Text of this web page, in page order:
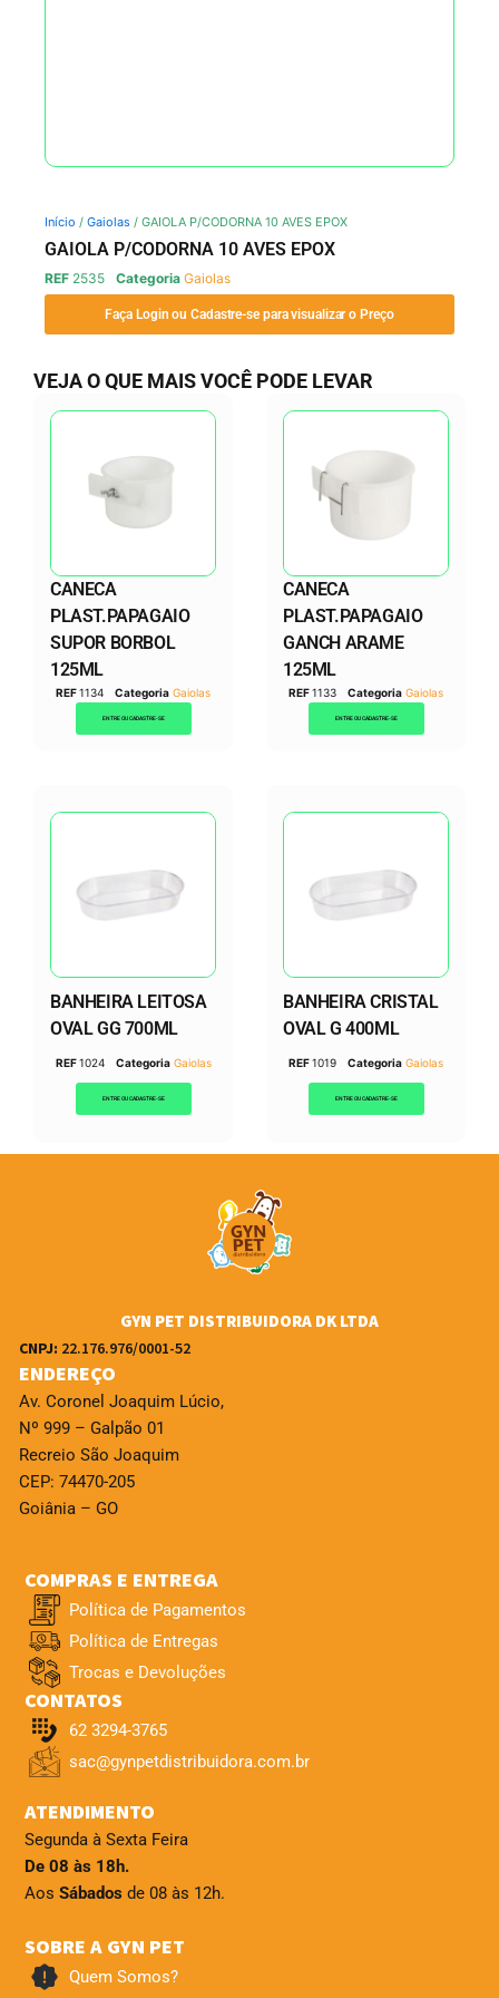
Início / Gaiolas / GAIOLA P/CODORNA 10 AVES EPOX
GAIOLA P/CODORNA 10 AVES EPOX
REF 2535 Categoria Gaiolas
Faça Login ou Cadastre-se para visualizar o Preço
VEJA O QUE MAIS VOCÊ PODE LEVAR
CANECA
PLAST.PAPAGAIO
SUPOR BORBOL
125ML
REF1134 Categoria Gaiolas
ENTRE OU CADASTRE-SE
CANECA
PLAST.PAPAGAIO
GANCH ARAME
125ML
REF1133 Categoria Gaiolas
ENTRE OU CADASTRE-SE
BANHEIRA LEITOSA
OVAL GG 700ML
REF1024 Categoria Gaiolas
ENTRE OU CADASTRE-SE
BANHEIRA CRISTAL
OVAL G 400ML
REF1019 Categoria Gaiolas
ENTRE OU CADASTRE-SE
GYN PET DISTRIBUIDORA DK LTDA
CNPJ: 22.176.976/0001-52
ENDEREÇO
Av. Coronel Joaquim Lúcio,
Nº 999 – Galpão 01
Recreio São Joaquim
CEP: 74470-205
Goiânia – GO
COMPRAS E ENTREGA
Política de Pagamentos
Política de Entregas
Trocas e Devoluções
CONTATOS
62 3294-3765
sac@gynpetdistribuidora.com.br
ATENDIMENTO
Segunda à Sexta Feira
De 08 às 18h.
Aos Sábados de 08 às 12h.
SOBRE A GYN PET
Quem Somos?